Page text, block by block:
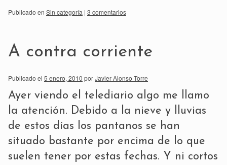
Publicado en Sin categoría | 3 comentarios
A contra corriente
Publicado el 5 enero, 2010 porJavier Alonso Torre
Ayer viendo el telediario algo me llamo
la atención. Debido a la nieve y lluvias
de estos días los pantanos se han
situado bastante por encima de lo que
suelen tener por estas fechas. Y ni cortos